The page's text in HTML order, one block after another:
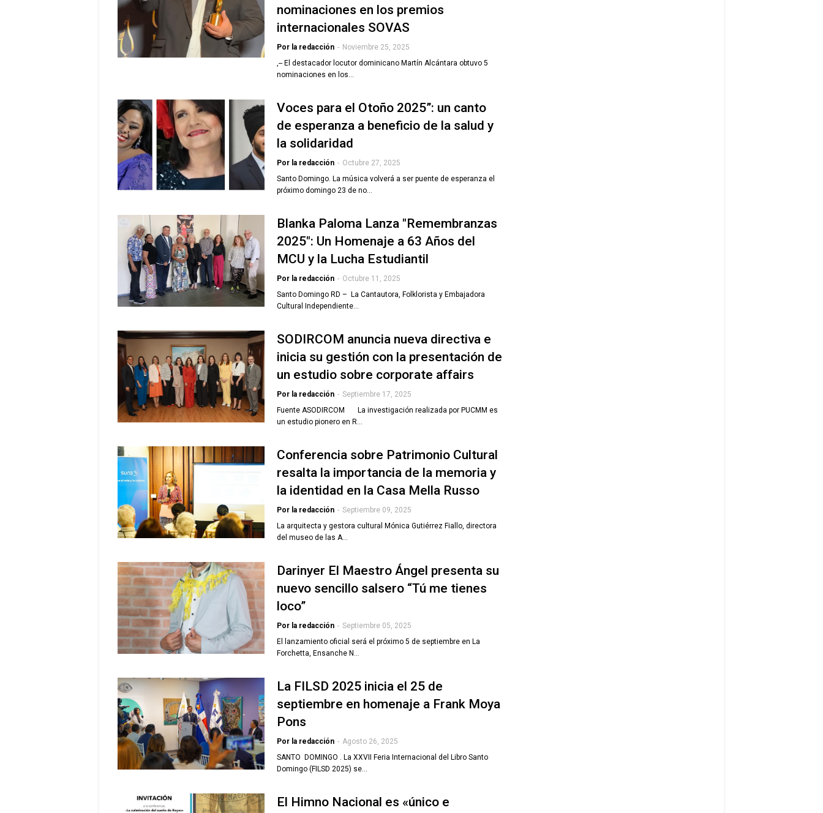
nominaciones en los premios
internacionales SOVAS
Por la redacción - Noviembre 25, 2025
,-- El destacador locutor dominicano Martín Alcántara obtuvo 5
nominaciones en los…
Voces para el Otoño 2025”: un canto
de esperanza a beneficio de la salud y
la solidaridad
Por la redacción - Octubre 27, 2025
Santo Domingo. La música volverá a ser puente de esperanza el
próximo domingo 23 de no…
Blanka Paloma Lanza "Remembranzas
2025": Un Homenaje a 63 Años del
MCU y la Lucha Estudiantil
Por la redacción - Octubre 11, 2025
Santo Domingo RD – La Cantautora, Folklorista y Embajadora
Cultural Independiente…
SODIRCOM anuncia nueva directiva e
inicia su gestión con la presentación de
un estudio sobre corporate affairs
Por la redacción - Septiembre 17, 2025
Fuente ASODIRCOM La investigación realizada por PUCMM es
un estudio pionero en R…
Conferencia sobre Patrimonio Cultural
resalta la importancia de la memoria y
la identidad en la Casa Mella Russo
Por la redacción - Septiembre 09, 2025
La arquitecta y gestora cultural Mónica Gutiérrez Fiallo, directora
del museo de las A…
Darinyer El Maestro Ángel presenta su
nuevo sencillo salsero “Tú me tienes
loco”
Por la redacción - Septiembre 05, 2025
El lanzamiento oficial será el próximo 5 de septiembre en La
Forchetta, Ensanche N…
La FILSD 2025 inicia el 25 de
septiembre en homenaje a Frank Moya
Pons
Por la redacción - Agosto 26, 2025
SANTO DOMINGO . La XXVII Feria Internacional del Libro Santo
Domingo (FILSD 2025) se…
El Himno Nacional es «único e